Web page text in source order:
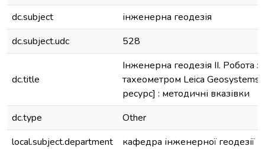
dc.subject
інженерна геодезія
dc.subject.udc
528
dc.title
Інженерна геодезія ІІ. Робота
тахеометром Leica
ресурс] : методичні вказівки
dc.type
Other
local.subject.department
кафедра інженерної геодезії